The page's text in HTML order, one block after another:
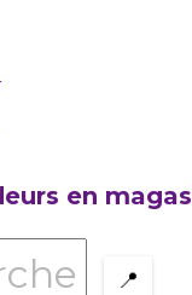
en
📍